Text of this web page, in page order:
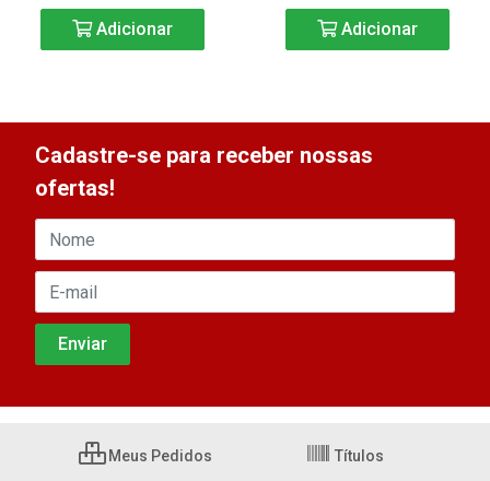
Adicionar Adicionar
Cadastre-se para receber nossas
ofertas!
Meus Pedidos Títulos